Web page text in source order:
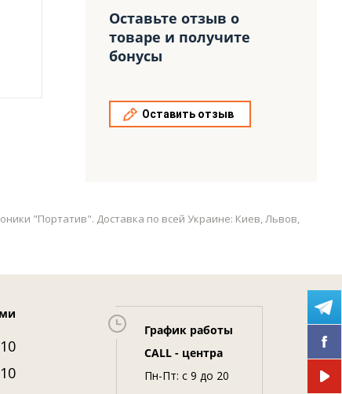
Оставьте отзыв о
товаре и получите
бонусы
Оставить отзыв
"Портатив". Доставка по всей Украине: Киев, Львов,
График работы
CALL - центра
Пн-Пт: c 9 до 20